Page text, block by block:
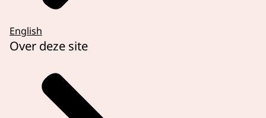
English
Over deze site